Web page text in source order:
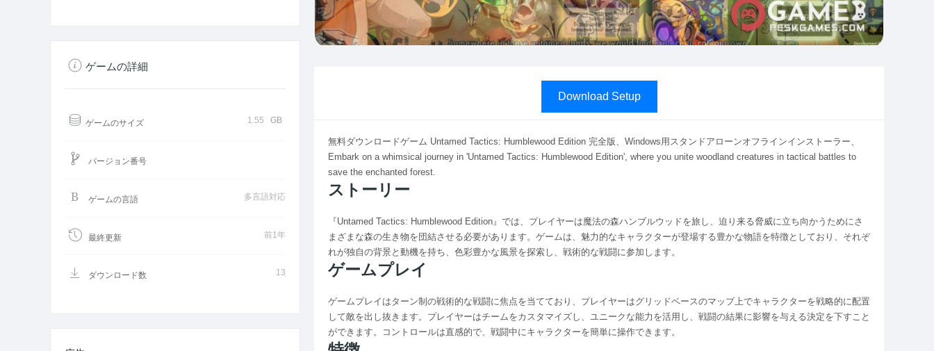
Download Setup
無料ダウンロードゲーム Untamed Tactics: Humblewood Edition 完全版、Windows用スタンドアローンオフラインインストーラー、
Embark on a whimsical journey in 'Untamed Tactics: Humblewood Edition', where you unite woodland creatures in tactical battles to
save the enchanted forest.
ストーリー
『Untamed Tactics: Humblewood Edition』では、プレイヤーは魔法の森ハンブルウッドを旅し、迫り来る脅威に立ち向かうためにさ
まざまな森の生き物を団結させる必要があります。ゲームは、魅力的なキャラクターが登場する豊かな物語を特徴としており、それぞ
れが独自の背景と動機を持ち、色彩豊かな風景を探索し、戦術的な戦闘に参加します。
ゲームプレイ
ゲームプレイはターン制の戦術的な戦闘に焦点を当てており、プレイヤーはグリッドベースのマップ上でキャラクターを戦略的に配置
して敵を出し抜きます。プレイヤーはチームをカスタマイズし、ユニークな能力を活用し、戦闘の結果に影響を与える決定を下すこと
ができます。コントロールは直感的で、戦闘中にキャラクターを簡単に操作できます。
ゲームの詳細
ゲームのサイズ 1.55 GB
バージョン番号
ゲームの言語 多言語対応
最終更新 前1年
ダウンロード数 13